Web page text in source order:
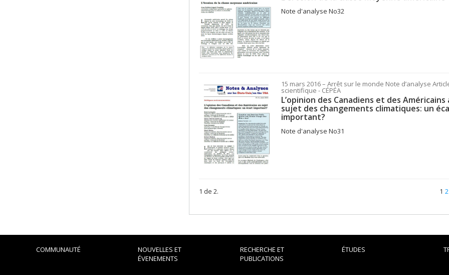
Note d'analyse No32
15 mars 2016– Arrêt sur le monde Note d’analyse
scientifique - CÉPÉA
L’opinion des Canadiens et des Américains
sujet des changements climatiques: un
important?
Note d'analyse No31
1 de 2. 1 2
COMMUNAUTÉ
NOUVELLES ET
ÉVENEMENTS
RECHERCHE ET
PUBLICATIONS
ÉTUDES